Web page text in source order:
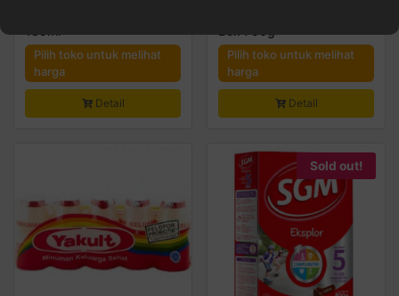
189ml
Pilih toko untuk melihat
harga
Detail
Box 750g
Pilih toko untuk melihat
harga
Detail
Sold out!